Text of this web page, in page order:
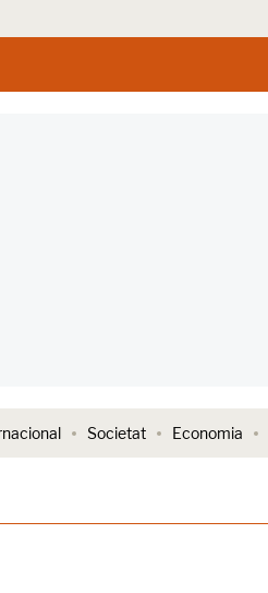
Societat Economia